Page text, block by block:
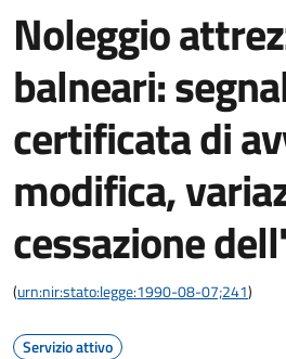
Noleggio
balneari:
certificata di
modifica,
cessazione
(urn:nir:stato:legge:1990-08-07;241)
Servizio attivo